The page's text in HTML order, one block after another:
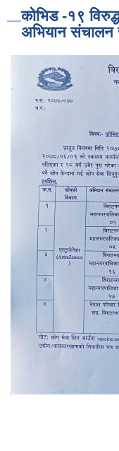
कोभिड -१९
अभियान संचालन